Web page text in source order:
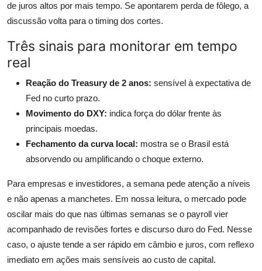
de juros altos por mais tempo. Se apontarem perda de fôlego, a
discussão volta para o timing dos cortes.
Três sinais para monitorar em tempo
real
Reação do Treasury de 2 anos: sensível à expectativa de
Fed no curto prazo.
Movimento do DXY: indica força do dólar frente às
principais moedas.
Fechamento da curva local: mostra se o Brasil está
absorvendo ou amplificando o choque externo.
Para empresas e investidores, a semana pede atenção a níveis
e não apenas a manchetes. Em nossa leitura, o mercado pode
oscilar mais do que nas últimas semanas se o payroll vier
acompanhado de revisões fortes e discurso duro do Fed. Nesse
caso, o ajuste tende a ser rápido em câmbio e juros, com reflexo
imediato em ações mais sensíveis ao custo de capital.